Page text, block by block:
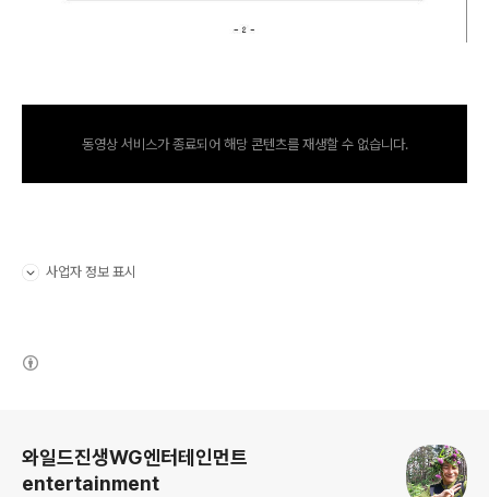
동영상 서비스가 종료되어 해당 콘텐츠를 재생할 수 없습니다.
사업자 정보 표시
와일드진생WG엔터테인먼트
entertainment